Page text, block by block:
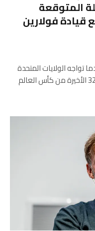
المتوقعة
كأس العالم 2026 مع قيادة فولارين
تواجه الولايات المتحدة
الأمريكية البوسنة والهرسك في المرحلة 32 الأخيرة من كأس العالم